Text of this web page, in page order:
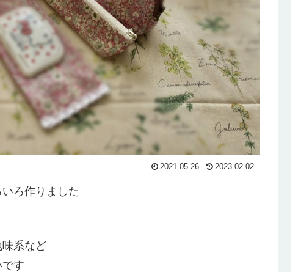
2021.05.26 2023.02.02
ろ作りました
系など
す